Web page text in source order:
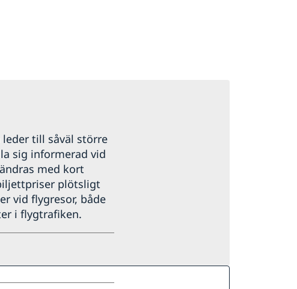
till såväl större
sig informerad vid
med kort
plötsligt
vid flygresor, både
i flygtrafiken.